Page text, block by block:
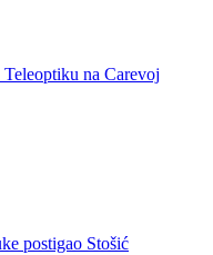
na Carevoj
postigao Stošić